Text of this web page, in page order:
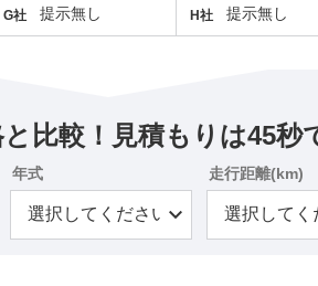
G社 提示無し H社 提示無し
比較！見積もりは45秒
年式 走行距離(km)